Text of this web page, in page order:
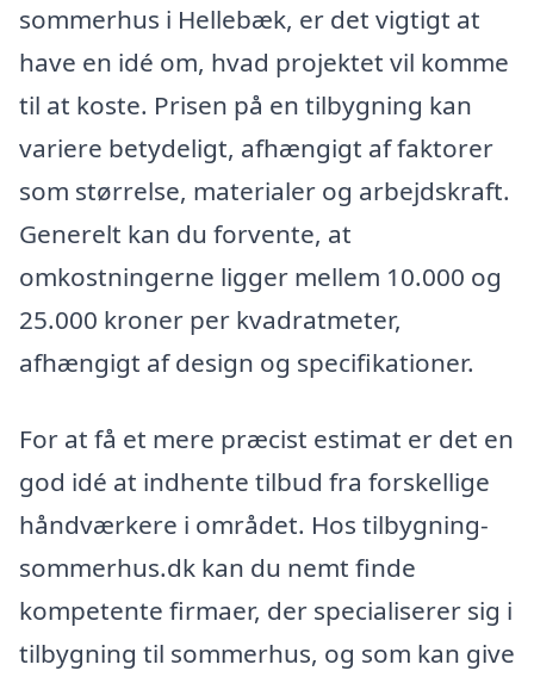
sommerhus i Hellebæk, er det vigtigt at
have en idé om, hvad projektet vil komme
til at koste. Prisen på en tilbygning kan
variere betydeligt, afhængigt af faktorer
som størrelse, materialer og arbejdskraft.
Generelt kan du forvente, at
omkostningerne ligger mellem 10.000 og
25.000 kroner per kvadratmeter,
afhængigt af design og specifikationer.
For at få et mere præcist estimat er det en
god idé at indhente tilbud fra forskellige
håndværkere i området. Hos tilbygning-
sommerhus.dk kan du nemt finde
kompetente firmaer, der specialiserer sig i
tilbygning til sommerhus, og som kan give